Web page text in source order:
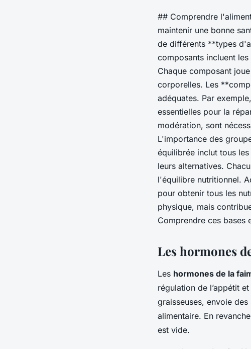
## Comprendre
maintenir une bonne
de différents **types
composants incluent
Chaque composant
corporelles. Les
adéquates. Par
essentielles pour la
modération, sont
L'importance des
équilibrée inclut tous
leurs alternatives.
l'équilibre nutritionnel.
pour obtenir tous les
physique, mais
Comprendre ces bases
Les hormones
Les hormones de la
régulation de l’appétit
graisseuses, envoie
alimentaire. En
est vide.